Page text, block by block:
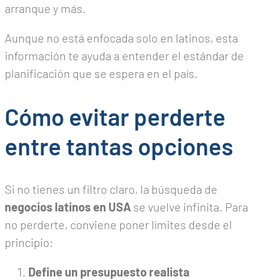
arranque y más.
Aunque no está enfocada solo en latinos, esta
información te ayuda a entender el estándar de
planificación que se espera en el país.
Cómo evitar perderte
entre tantas opciones
Si no tienes un filtro claro, la búsqueda de
negocios latinos en USA se vuelve infinita. Para
no perderte, conviene poner límites desde el
principio:
Define un presupuesto realista